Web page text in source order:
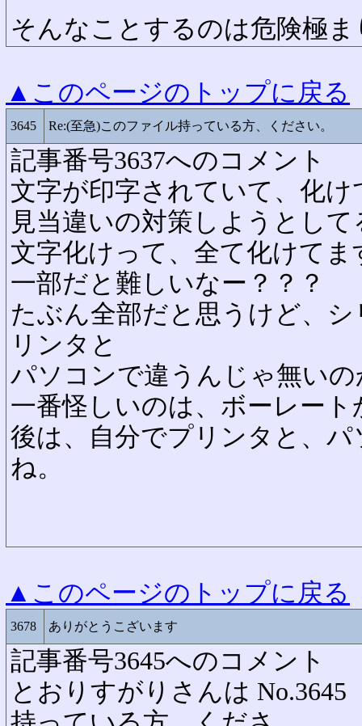
そんなことするのは危険極
▲このページのトップに戻る
3645 Re:(至急)このファイル持っている方、ください。
記事番号3637へのコメント
文字が印字されていて、化
見当違いの対策しようとし
文字化けって、全て化けて
一部だと難しいなー？？？
たぶん全部だと思うけど、
リンタと
パソコンで違うんじゃ無い
一番怪しいのは、ボーレート
後は、自分でプリンタと、
ね。
▲このページのトップに戻る
3678 ありがとうこざいます
記事番号3645へのコメント
とおりすがりさんは No.3645